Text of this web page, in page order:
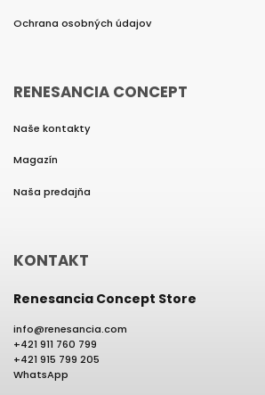
Ochrana osobných údajov
RENESANCIA CONCEPT
Naše kontakty
Magazín
Naša predajňa
KONTAKT
Renesancia Concept Store
info@renesancia.com
+421 911 760 799
+421 915 799 205
WhatsApp